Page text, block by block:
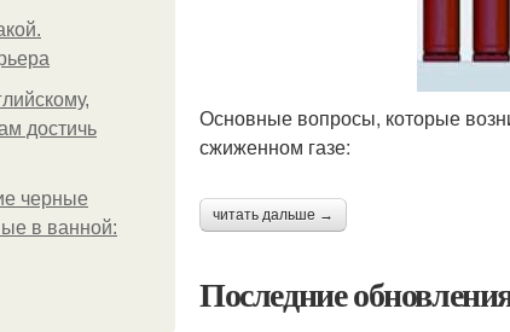
достичь
черные
в ванной:
Основные вопросы, которые
сжиженном газе:
читать дальше →
Последние